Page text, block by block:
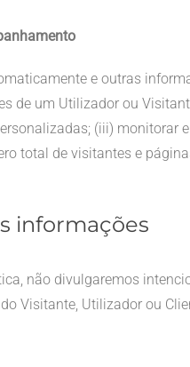
e outras
de um Utilizador ou
(iii) monitorar
total de visitantes e
informações
não divulgaremos
Visitante, Utilizador ou